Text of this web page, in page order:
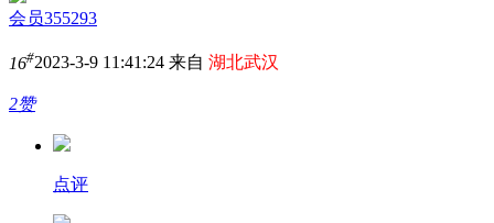
会员355293
16#2023-3-9 11:41:24 来自 湖北武汉
2赞
点评